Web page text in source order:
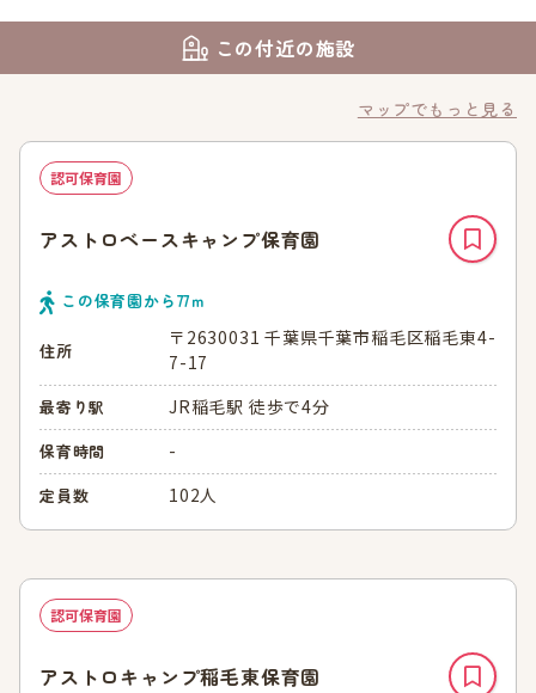
この付近の施設
マップでもっと見る
認可保育園
アストロベースキャンプ保育園
この保育園から77ｍ
住所
〒2630031 千葉県千葉市稲毛区稲毛東4-
7-17
最寄り駅 JR稲毛駅 徒歩で4分
保育時間 -
定員数 102人
認可保育園
アストロキャンプ稲毛東保育園